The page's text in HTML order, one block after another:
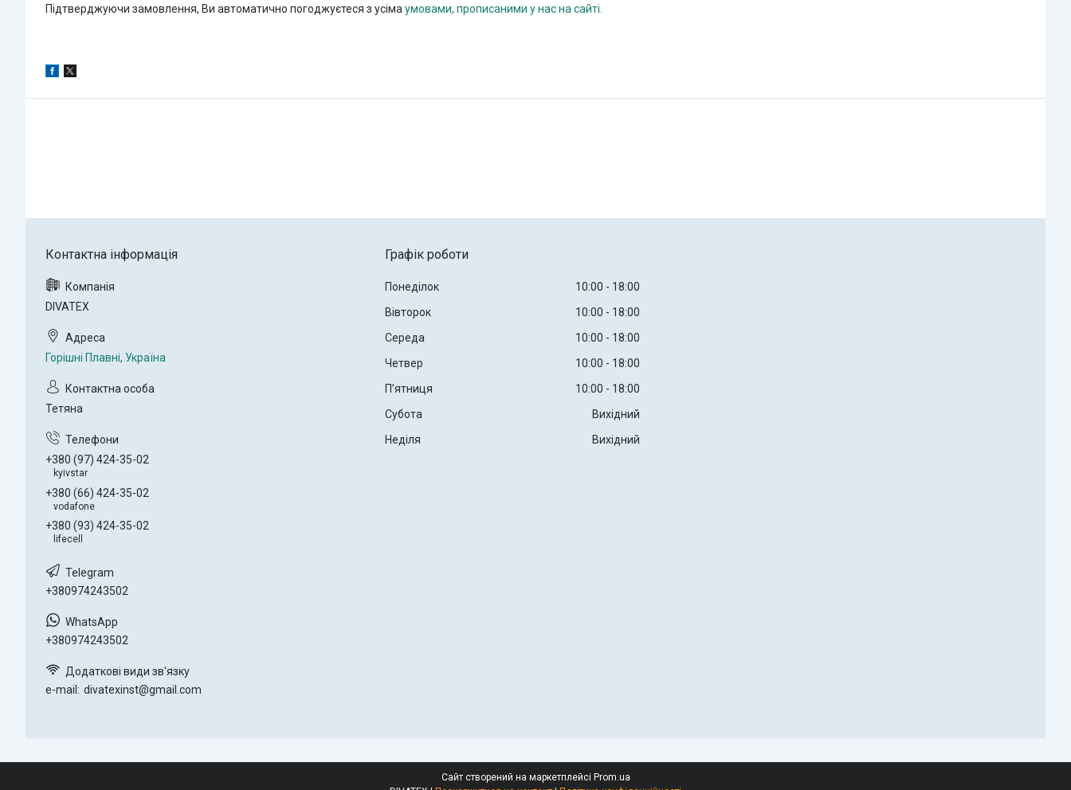
Підтверджуючи замовлення, Ви автоматично погоджуєтеся з усіма умовами, прописаними у нас на сайті.
DIVATEX
Горішні Плавні, Україна
Тетяна
+380 (97) 424-35-02
kyivstar
+380 (66) 424-35-02
vodafone
+380 (93) 424-35-02
lifecell
+380974243502
+380974243502
e-mail divatexinst@gmail.com
Графік роботи
Понеділок 10:00
18:00
Вівторок
10:00
18:00
Середа
10:00
18:00
Четвер
10:00
18:00
Пʼятниця
10:00
18:00
Субота
Вихідний
Неділя
Вихідний
Сайт створений на маркетплейсі Prom.ua